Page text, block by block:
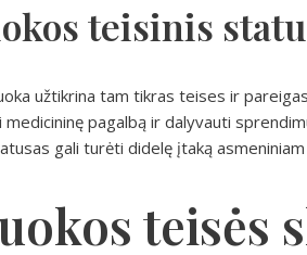
teisinis
užtikrina tam tikras teises ir
pagalbą ir dalyvauti
gali turėti didelę įtaką
teisės